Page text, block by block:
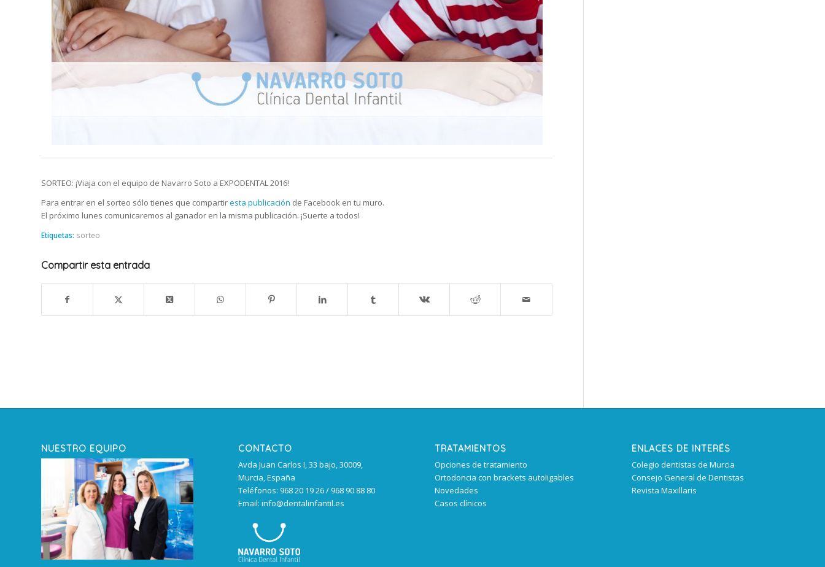
SORTEO: ¡Viaja con el equipo de Navarro Soto a EXPODENTAL 2016!
Para entrar en el sorteo sólo tienes que compartiresta publicación de Facebook en tu muro.
El próximo lunes comunicaremos al ganador en la misma publicación. ¡Suerte a todos!
Etiquetas: sorteo
Compartir esta entrada
NUESTRO EQUIPO
CONTACTO
Avda Juan Carlos I, 33 bajo, 30009,
Murcia, España
Teléfonos: 968 20 19 26 / 968 90 88 80
Email: info@dentalinfantil.es
TRATAMIENTOS
Opciones de tratamiento
Ortodoncia con brackets autoligables
Novedades
Casos clínicos
ENLACES DE INTERÉS
Colegio dentistas de Murcia
Consejo General de Dentistas
Revista Maxillaris